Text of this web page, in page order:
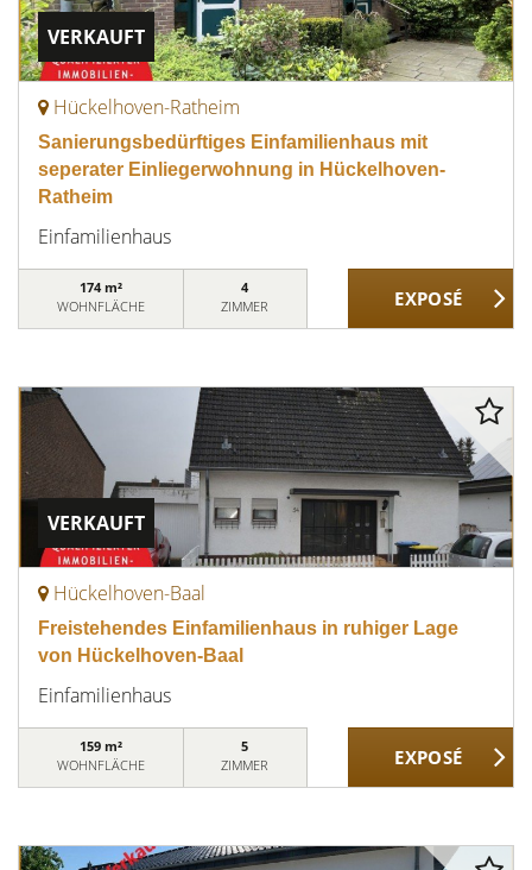
VERKAUFT
Hückelhoven-Ratheim
Sanierungsbedürftiges Einfamilienhaus mit
seperater Einliegerwohnung in Hückelhoven-
Ratheim
Einfamilienhaus
174 m²
WOHNFLÄCHE
4
ZIMMER
VERKAUFT
Hückelhoven-Baal
Freistehendes Einfamilienhaus in ruhiger Lage
von Hückelhoven-Baal
Einfamilienhaus
159 m²
WOHNFLÄCHE
5
ZIMMER